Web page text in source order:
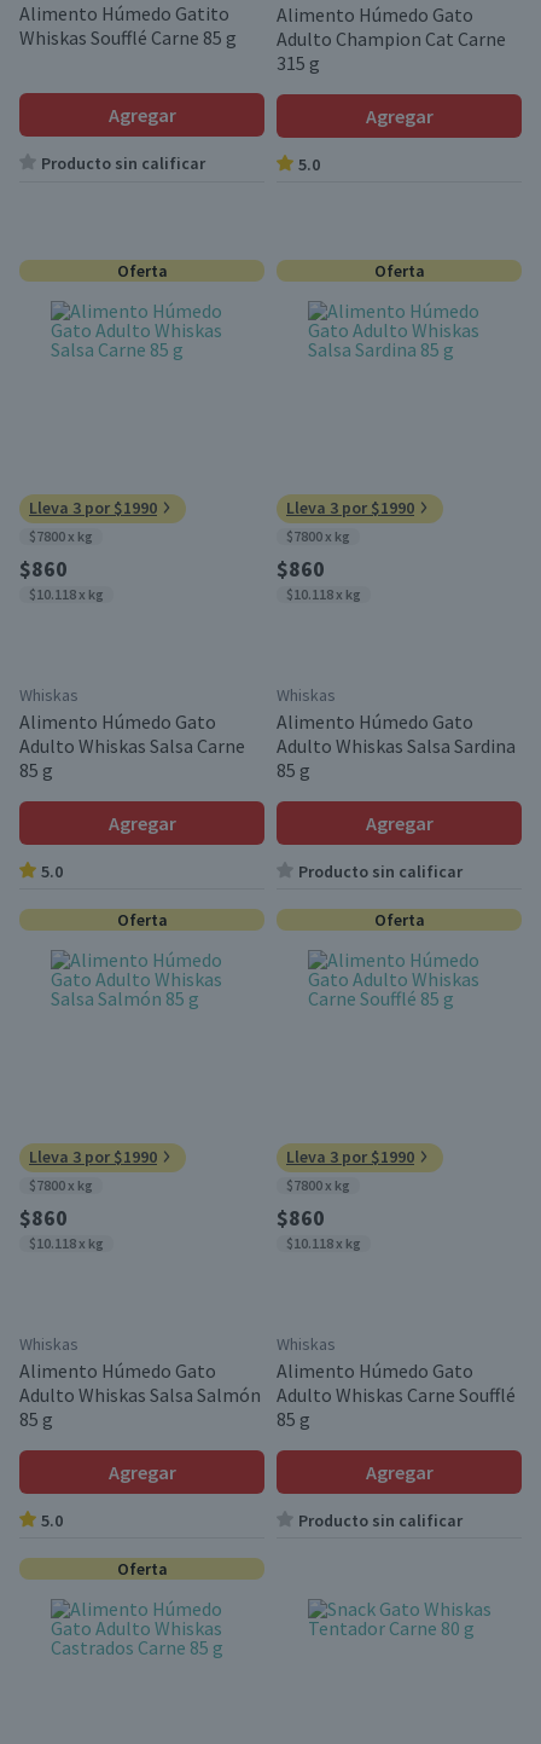
Alimento Húmedo Gatito
Whiskas Soufflé Carne 85 g
Agregar
Producto sin calificar
Alimento Húmedo Gato
Adulto Champion Cat Carne
315 g
Agregar
5.0
Oferta
Lleva 3 por $1990
$7800 x kg
$860
$10.118 x kg
Whiskas
Alimento Húmedo Gato
Adulto Whiskas Salsa Carne
85 g
Agregar
5.0
Oferta
Lleva 3 por $1990
$7800 x kg
$860
$10.118 x kg
Whiskas
Alimento Húmedo Gato
Adulto Whiskas Salsa Sardina
85 g
Agregar
Producto sin calificar
Oferta
Lleva 3 por $1990
$7800 x kg
$860
$10.118 x kg
Whiskas
Alimento Húmedo Gato
Adulto Whiskas Salsa Salmón
85 g
Agregar
5.0
Oferta
Lleva 3 por $1990
$7800 x kg
$860
$10.118 x kg
Whiskas
Alimento Húmedo Gato
Adulto Whiskas Carne Soufflé
85 g
Agregar
Producto sin calificar
Oferta